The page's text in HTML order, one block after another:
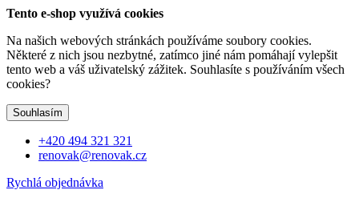
Tento e-shop využívá cookies
Na našich webových stránkách používáme soubory cookies.
Některé z nich jsou nezbytné, zatímco jiné nám pomáhají vylepšit
tento web a váš uživatelský zážitek. Souhlasíte s používáním všech
cookies?
Souhlasím
+420 494 321 321
renovak@renovak.cz
Rychlá objednávka